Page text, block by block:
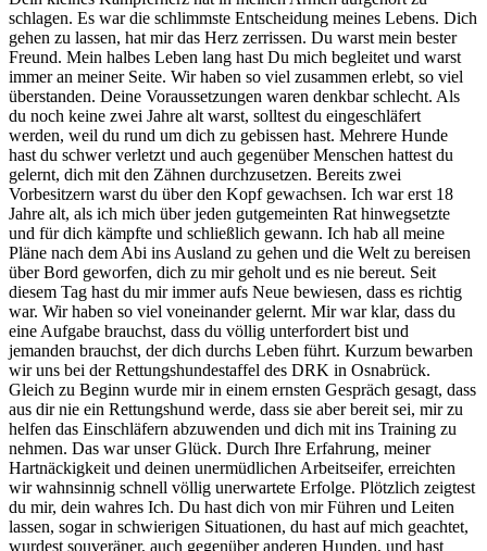
schlagen. Es war die schlimmste Entscheidung meines Lebens. Dich
gehen zu lassen, hat mir das Herz zerrissen. Du warst mein bester
Freund. Mein halbes Leben lang hast Du mich begleitet und warst
immer an meiner Seite. Wir haben so viel zusammen erlebt, so viel
überstanden. Deine Voraussetzungen waren denkbar schlecht. Als
du noch keine zwei Jahre alt warst, solltest du eingeschläfert
werden, weil du rund um dich zu gebissen hast. Mehrere Hunde
hast du schwer verletzt und auch gegenüber Menschen hattest du
gelernt, dich mit den Zähnen durchzusetzen. Bereits zwei
Vorbesitzern warst du über den Kopf gewachsen. Ich war erst 18
Jahre alt, als ich mich über jeden gutgemeinten Rat hinwegsetzte
und für dich kämpfte und schließlich gewann. Ich hab all meine
Pläne nach dem Abi ins Ausland zu gehen und die Welt zu bereisen
über Bord geworfen, dich zu mir geholt und es nie bereut. Seit
diesem Tag hast du mir immer aufs Neue bewiesen, dass es richtig
war. Wir haben so viel voneinander gelernt. Mir war klar, dass du
eine Aufgabe brauchst, dass du völlig unterfordert bist und
jemanden brauchst, der dich durchs Leben führt. Kurzum bewarben
wir uns bei der Rettungshundestaffel des DRK in Osnabrück.
Gleich zu Beginn wurde mir in einem ernsten Gespräch gesagt, dass
aus dir nie ein Rettungshund werde, dass sie aber bereit sei, mir zu
helfen das Einschläfern abzuwenden und dich mit ins Training zu
nehmen. Das war unser Glück. Durch Ihre Erfahrung, meiner
Hartnäckigkeit und deinen unermüdlichen Arbeitseifer, erreichten
wir wahnsinnig schnell völlig unerwartete Erfolge. Plötzlich zeigtest
du mir, dein wahres Ich. Du hast dich von mir Führen und Leiten
lassen, sogar in schwierigen Situationen, du hast auf mich geachtet,
wurdest souveräner, auch gegenüber anderen Hunden, und hast